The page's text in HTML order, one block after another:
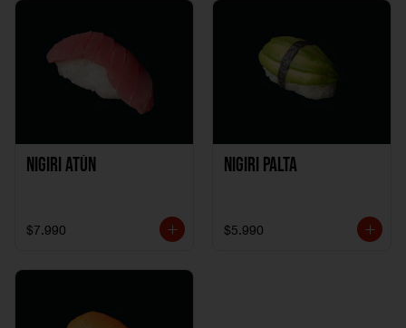
Nigiri Atún
$7.990
Nigiri Palta
$5.990